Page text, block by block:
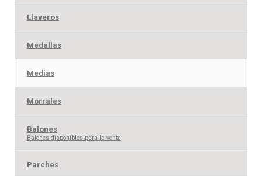
Llaveros
Medallas
Medias
Morrales
Balones
–
Balones disponibles para la venta
Parches